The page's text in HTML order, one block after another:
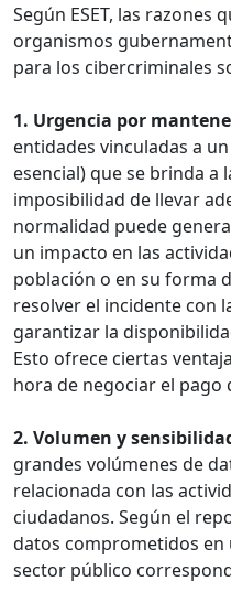
Según ESET, las razones
organismos
para los cibercriminales
1. Urgencia por
entidades vinculadas a
esencial) que se brinda a
imposibilidad de llevar
normalidad puede
un impacto en las
población o en su forma
resolver el incidente con
garantizar la
Esto ofrece ciertas
hora de negociar el pago
2. Volumen y
grandes volúmenes de
relacionada con las
ciudadanos. Según el
datos comprometidos en
sector público